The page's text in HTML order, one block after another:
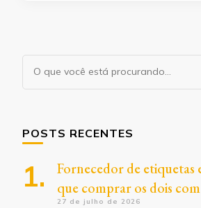
Procurando
algo?
POSTS RECENTES
Fornecedor de etiquetas
que comprar os dois
27 de julho de 2026